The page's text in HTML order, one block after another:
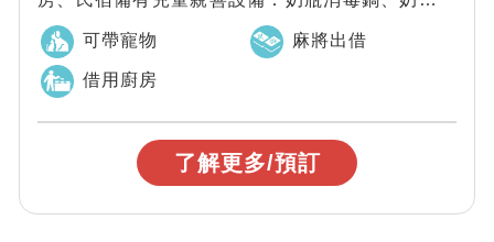
具、副食品加熱工具、兒童餐桌椅、嬰兒澡...
可帶寵物 麻將出借
借用廚房
了解更多/預訂